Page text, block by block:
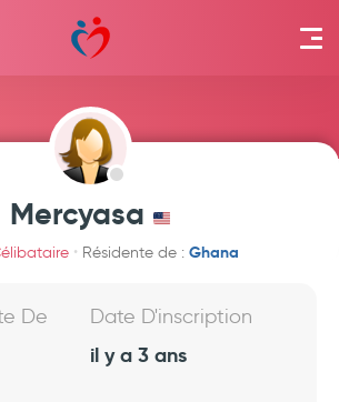
Mercyasa
Résidente de : Ghana
De
Date D'inscription
il y a 3 ans